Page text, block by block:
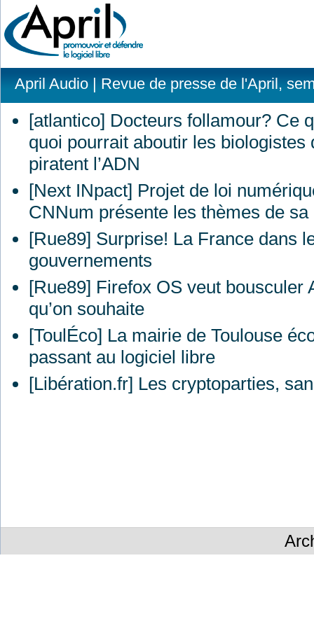
April Audio| Revue de presse de l'April,
[atlantico] Docteurs follamour? Ce
quoi pourrait aboutir les biologistes
piratent l’ADN
[Next INpact] Projet de loi
CNNum présente les thèmes de
[Rue89] Surprise! La France dans
gouvernements
[Rue89] Firefox OS veut bousculer
qu’on souhaite
[ToulÉco] La mairie de Toulouse
passant au logiciel libre
[Libération.fr] Les cryptoparties,